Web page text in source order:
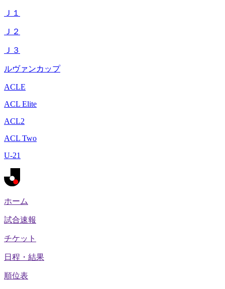
Ｊ１
Ｊ２
Ｊ３
ルヴァンカップ
ACLE
ACL Elite
ACL2
ACL Two
U-21
ホーム
試合速報
チケット
日程・結果
順位表